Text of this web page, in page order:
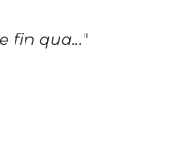
fin qua..."